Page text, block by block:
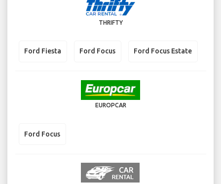
THRIFTY
Ford Fiesta Ford Focus Ford Focus Estate
EUROPCAR
Ford Focus